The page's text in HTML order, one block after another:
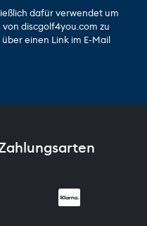
dafür verwendet um
discgolf4you.com zu
einen Link im E-Mail